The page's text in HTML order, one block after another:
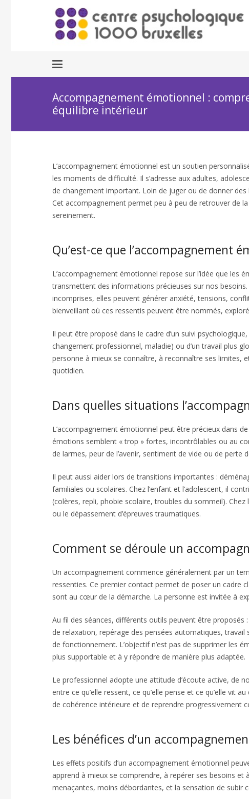
Accompagnement émotionnel :
équilibre intérieur
L’accompagnement émotionnel est un soutien
les moments de difficulté. Il s’adresse aux adultes,
de changement important. Loin de juger ou de donner
Cet accompagnement permet peu à peu de retrouver de
sereinement.
Qu’est-ce que l’accompagnement
L’accompagnement émotionnel repose sur l’idée que les
transmettent des informations précieuses sur nos
incomprises, elles peuvent générer anxiété, tensions,
bienveillant où ces ressentis peuvent être nommés,
Il peut être proposé dans le cadre d’un suivi
changement professionnel, maladie) ou d’un travail plus
personne à mieux se connaître, à reconnaître ses limites,
quotidien.
Dans quelles situations
L’accompagnement émotionnel peut être précieux dans
émotions semblent « trop » fortes, incontrôlables ou au
de larmes, peur de l’avenir, sentiment de vide ou de
Il peut aussi aider lors de transitions importantes :
familiales ou scolaires. Chez l’enfant et l’adolescent, il
(colères, repli, phobie scolaire, troubles du sommeil).
ou le dépassement d’épreuves traumatiques.
Comment se déroule un
Un accompagnement commence généralement par un
ressenties. Ce premier contact permet de poser un cadre
sont au cœur de la démarche. La personne est invitée à
Au fil des séances, différents outils peuvent être
de relaxation, repérage des pensées automatiques, travail
de fonctionnement. L’objectif n’est pas de supprimer les
plus supportable et à y répondre de manière plus adaptée.
Le professionnel adopte une attitude d’écoute active, de
entre ce qu’elle ressent, ce qu’elle pense et ce qu’elle
de cohérence intérieure et de reprendre progressivement
Les bénéfices d’un
Les effets positifs d’un accompagnement émotionnel
apprend à mieux se comprendre, à repérer ses besoins
menaçantes, moins débordantes, et la sensation de subir